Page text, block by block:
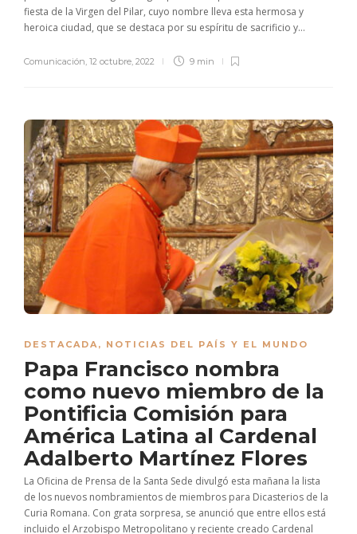
fiesta de la Virgen del Pilar, cuyo nombre lleva esta hermosa y
heroica ciudad, que se destaca por su espíritu de sacrificio y...
Comunicación, 12 octubre, 2022 9 min
DESTACADA, NOTICIAS DEL PAÍS Y EL MUNDO
Papa Francisco nombra
como nuevo miembro de la
Pontificia Comisión para
América Latina al Cardenal
Adalberto Martínez Flores
La Oficina de Prensa de la Santa Sede divulgó esta mañana la lista
de los nuevos nombramientos de miembros para Dicasterios de la
Curia Romana. Con grata sorpresa, se anunció que entre ellos está
incluido el Arzobispo Metropolitano y reciente creado Cardenal